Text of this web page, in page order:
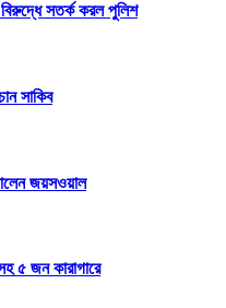
বিরুদ্ধে সতর্ক করল পুলিশ
সাকিব
জয়সওয়াল
৫ জন কারাগারে